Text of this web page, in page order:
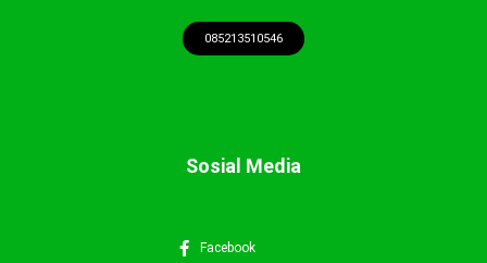
085213510546
Sosial Media
Facebook